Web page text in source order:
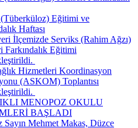
Eğitimi ve
Haftası
İlçemizde Serviks (Rahim Ağzı)
Farkındalık Eğitimi
Hizmetleri Koordinasyon
(ASKOM) Toplantısı
MENOPOZ OKULU
BAŞLADI
Sayın Mehmet Makas, Düzce